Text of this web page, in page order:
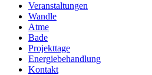
Veranstaltungen
Wandle
Atme
Bade
Projekttage
Energiebehandlung
Kontakt